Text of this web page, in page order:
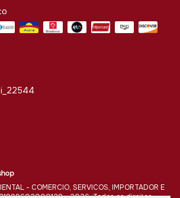
- COMERCIO, SERVICOS, IMPORTADOR E